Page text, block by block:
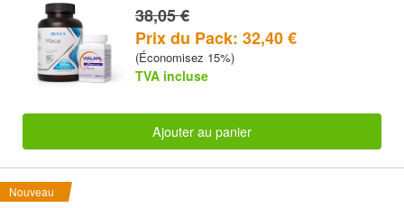
38,05 €
Prix du Pack: 32,40 €
(Économisez 15%)
TVA incluse
Ajouter au panier
Nouveau